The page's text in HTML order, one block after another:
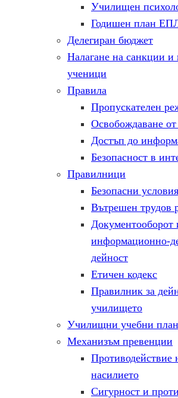
Училищен
Годишен план
Делегиран бюджет
Налагане на санкции и
ученици
Правила
Пропускателен
Освобождаване
Достъп до
Безопасност в
Правилници
Безопасни
Вътрешен трудов
Документооборот
информационно-
дейност
Етичен кодекс
Правилник за
училището
Училищни учебни
Механизъм превенции
Противодействие
насилието
Сигурност и